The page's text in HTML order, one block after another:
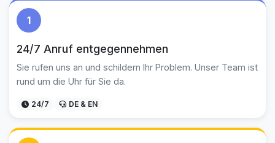
1
24/7 Anruf entgegennehmen
Sie rufen uns an und schildern Ihr Problem. Unser Team ist
rund um die Uhr für Sie da.
24/7 DE & EN